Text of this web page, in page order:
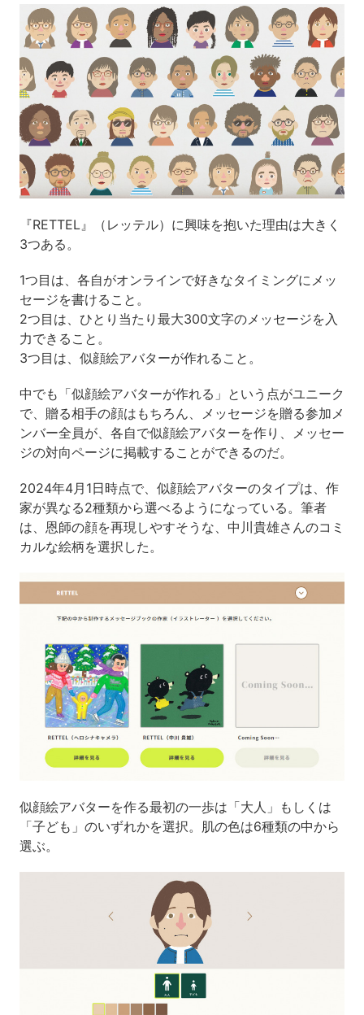
『RETTEL』（レッテル）に興味を抱いた理由は大きく
3つある。
1つ目は、各自がオンラインで好きなタイミングにメッ
セージを書けること。
2つ目は、ひとり当たり最大300文字のメッセージを入
力できること。
3つ目は、似顔絵アバターが作れること。
中でも「似顔絵アバターが作れる」という点がユニーク
で、贈る相手の顔はもちろん、メッセージを贈る参加メ
ンバー全員が、各自で似顔絵アバターを作り、メッセー
ジの対向ページに掲載することができるのだ。
2024年4月1日時点で、似顔絵アバターのタイプは、作
家が異なる2種類から選べるようになっている。筆者
は、恩師の顔を再現しやすそうな、中川貴雄さんのコミ
カルな絵柄を選択した。
似顔絵アバターを作る最初の一歩は「大人」もしくは
「子ども」のいずれかを選択。肌の色は6種類の中から
選ぶ。